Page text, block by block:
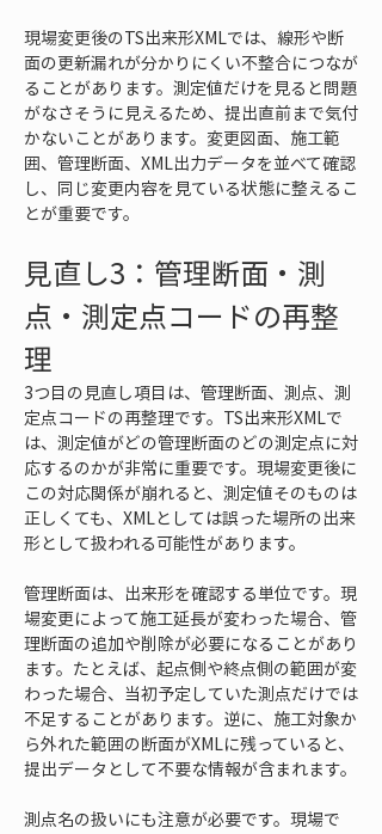
現場変更後のTS出来形XMLでは、線形や断
面の更新漏れが分かりにくい不整合につなが
ることがあります。測定値だけを見ると問題
がなさそうに見えるため、提出直前まで気付
かないことがあります。変更図面、施工範
囲、管理断面、XML出力データを並べて確認
し、同じ変更内容を見ている状態に整えるこ
とが重要です。
見直し3：管理断面・測
点・測定点コードの再整
理
3つ目の見直し項目は、管理断面、測点、測
定点コードの再整理です。TS出来形XMLで
は、測定値がどの管理断面のどの測定点に対
応するのかが非常に重要です。現場変更後に
この対応関係が崩れると、測定値そのものは
正しくても、XMLとしては誤った場所の出来
形として扱われる可能性があります。
管理断面は、出来形を確認する単位です。現
場変更によって施工延長が変わった場合、管
理断面の追加や削除が必要になることがあり
ます。たとえば、起点側や終点側の範囲が変
わった場合、当初予定していた測点だけでは
不足することがあります。逆に、施工対象か
ら外れた範囲の断面がXMLに残っていると、
提出データとして不要な情報が含まれます。
測点名の扱いにも注意が必要です。現場で